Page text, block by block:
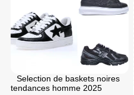
Selection de baskets noires
tendances homme 2025